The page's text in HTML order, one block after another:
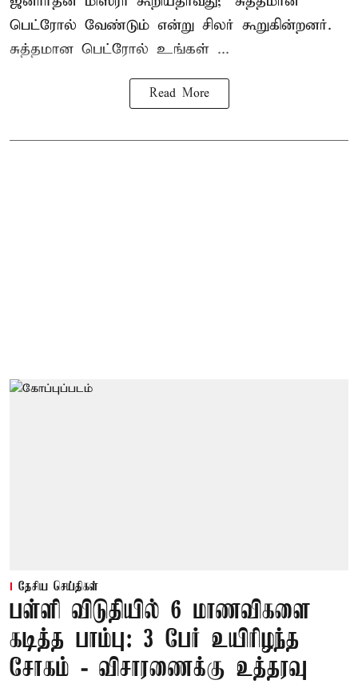
பெட்ரோல் வேண்டும் என்று சிலர் கூறுகின்றனர்.
சுத்தமான பெட்ரோல் உங்கள் ...
Read More
தேசிய செய்திகள்
பள்ளி விடுதியில் 6 மாணவிகளை
கடித்த பாம்பு: 3 பேர் உயிரிழந்த
சோகம் - விசாரணைக்கு உத்தரவு